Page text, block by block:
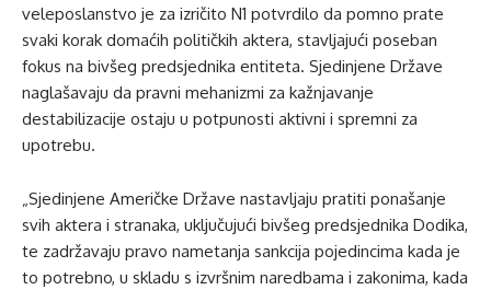
veleposlanstvo je za izričito N1 potvrdilo da pomno prate
svaki korak domaćih političkih aktera, stavljajući poseban
fokus na bivšeg predsjednika entiteta. Sjedinjene Države
naglašavaju da pravni mehanizmi za kažnjavanje
destabilizacije ostaju u potpunosti aktivni i spremni za
upotrebu.
„Sjedinjene Američke Države nastavljaju pratiti ponašanje
svih aktera i stranaka, uključujući bivšeg predsjednika Dodika,
te zadržavaju pravo nametanja sankcija pojedincima kada je
to potrebno, u skladu s izvršnim naredbama i zakonima, kada